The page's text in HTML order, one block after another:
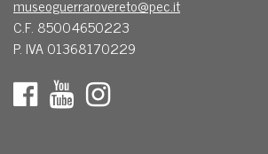
museoguerrarovereto@pec.it
C.F. 85004650223
P. IVA 01368170229